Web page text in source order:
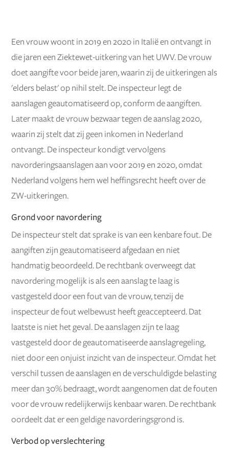
Een vrouw woont in 2019 en 2020 in Italië en ontvangt in
die jaren een Ziektewet-uitkering van het UWV. De vrouw
doet aangifte voor beide jaren, waarin zij de uitkeringen als
'elders belast' op nihil stelt. De inspecteur legt de
aanslagen geautomatiseerd op, conform de aangiften.
Later maakt de vrouw bezwaar tegen de aanslag 2020,
waarin zij stelt dat zij geen inkomen in Nederland
ontvangt. De inspecteur kondigt vervolgens
navorderingsaanslagen aan voor 2019 en 2020, omdat
Nederland volgens hem wel heffingsrecht heeft over de
ZW-uitkeringen.
Grond voor navordering
De inspecteur stelt dat sprake is van een kenbare fout. De
aangiften zijn geautomatiseerd afgedaan en niet
handmatig beoordeeld. De rechtbank overweegt dat
navordering mogelijk is als een aanslag te laag is
vastgesteld door een fout van de vrouw, tenzij de
inspecteur de fout welbewust heeft geaccepteerd. Dat
laatste is niet het geval. De aanslagen zijn te laag
vastgesteld door de geautomatiseerde aanslagregeling,
niet door een onjuist inzicht van de inspecteur. Omdat het
verschil tussen de aanslagen en de verschuldigde belasting
meer dan 30% bedraagt, wordt aangenomen dat de fouten
voor de vrouw redelijkerwijs kenbaar waren. De rechtbank
oordeelt dat er een geldige navorderingsgrond is.
Verbod op verslechtering